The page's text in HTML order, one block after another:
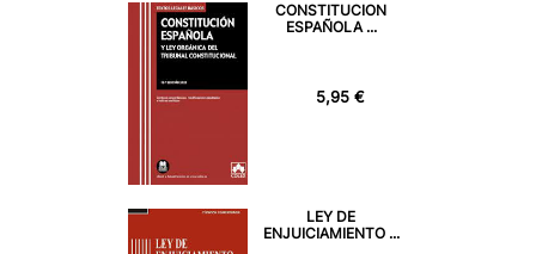
CONSTITUCION
ESPAÑOLA ...
5,95 €
LEY DE
ENJUICIAMIENTO ...